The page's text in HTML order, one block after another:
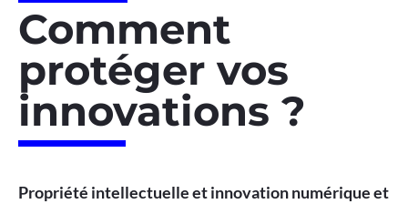
Comment
protéger vos
innovations ?
Propriété intellectuelle et innovation numérique et